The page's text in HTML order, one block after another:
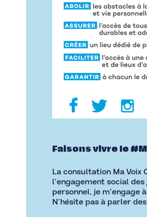
Faisons vivre le
La consultation Ma Voix
l’engagement social
personnel, je m’engage
N’hésite pas à parler